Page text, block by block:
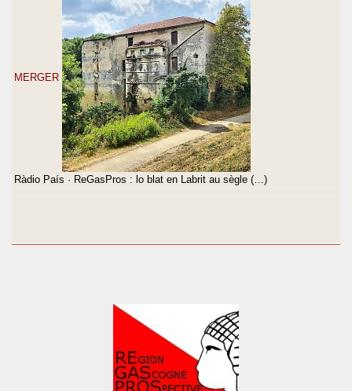
MERGER
Ràdio País · ReGasPros : lo blat en Labrit au sègle (…)